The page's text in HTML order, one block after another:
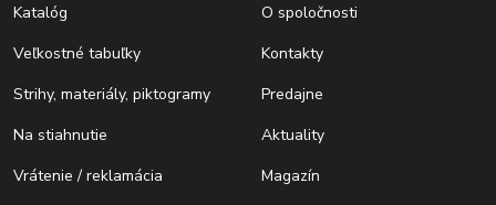
Katalóg
Veľkostné tabuľky
Strihy, materiály, piktogramy
Na stiahnutie
Vrátenie / reklamácia
O spoločnosti
Kontakty
Predajne
Aktuality
Magazín